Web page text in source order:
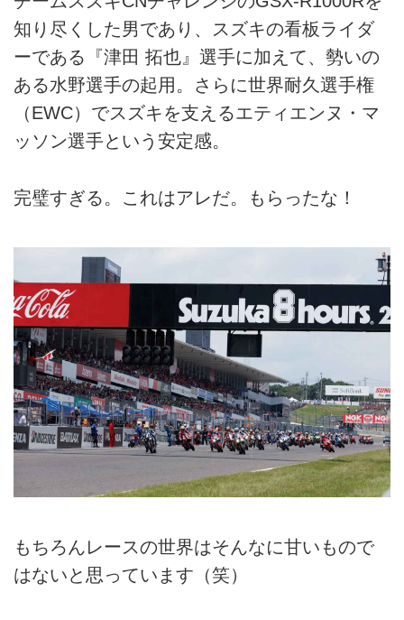
知り尽くした男であり、スズキの看板ライダ
ーである『津田 拓也』選手に加えて、勢いの
ある水野選手の起用。さらに世界耐久選手権
（EWC）でスズキを支えるエティエンヌ・マ
ッソン選手という安定感。
完璧すぎる。これはアレだ。もらったな！
もちろんレースの世界はそんなに甘いもので
はないと思っています（笑）